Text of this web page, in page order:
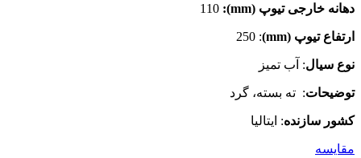
دهانه خارجی تیوپ (mm)
:
ارتفاع تیوپ (mm)
: 250
نوع سیال: آب تمیز
توضیحات: ته بسته، گرد
کشور سازنده: ایتالیا
مقایسه